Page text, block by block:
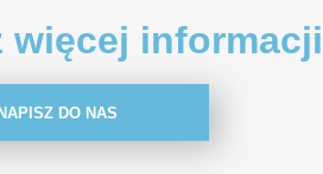
więcej
NAPISZ DO NAS